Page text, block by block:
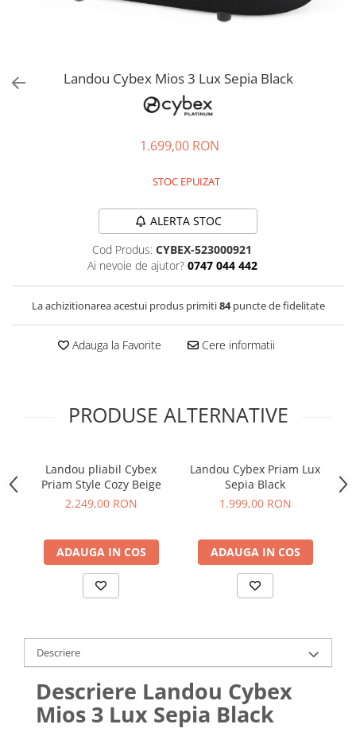
Jucarii electroniceLandou Cybex Mios 3 Lux Sepia Black
1.699,00 RON
STOC EPUIZAT
ALERTA STOC
Cod Produs: CYBEX-523000921
Ai nevoie de ajutor? 0747 044 442
La achizitionarea acestui produs primiti84puncte de fidelitate
Adauga la Favorite Cere informatii
PRODUSE ALTERNATIVE
Landou pliabil Cybex
Priam Style Cozy Beige
2.249,00 RON
ADAUGA IN COS
Landou Cybex Priam Lux
Sepia Black
1.999,00 RON
ADAUGA IN COS
Descriere
Descriere Landou Cybex
Mios 3 Lux Sepia Black